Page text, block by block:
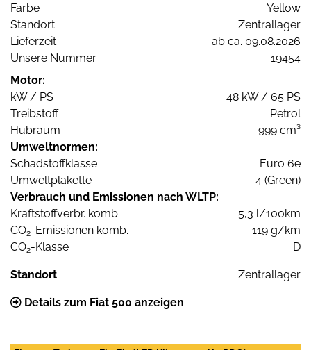
Farbe
Yellow
Standort
Zentrallager
Lieferzeit
ab ca. 09.08.2026
Unsere Nummer
19454
Motor:
kW / PS
48 kW / 65 PS
Treibstoff
Petrol
Hubraum
999 cm³
Umweltnormen:
Schadstoffklasse
Euro 6e
Umweltplakette
4 (Green)
Verbrauch und Emissionen nach WLTP:
Kraftstoffverbr. komb.
5,3 l/100km
CO2-Emissionen komb.
119 g/km
CO2-Klasse D
Standort Zentrallager
Details zum Fiat 500 anzeigen